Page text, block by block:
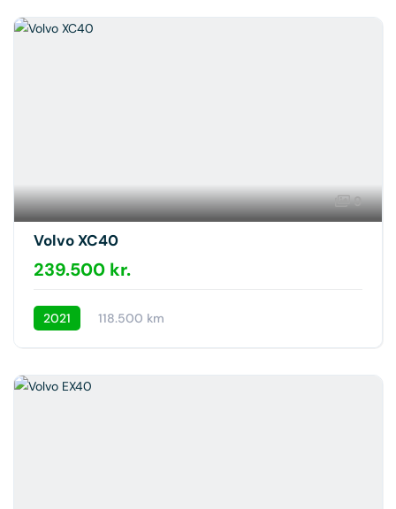
9
Volvo XC40
239.500 kr.
2021 118.500 km